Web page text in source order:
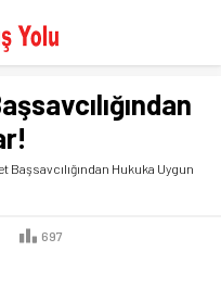
Başsavcılığından Hukuka Uygun
697